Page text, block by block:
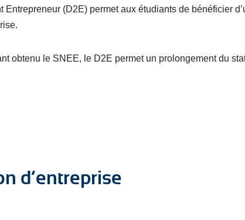
(D2E) permet aux étudiants de bénéficier
obtenu le SNEE, le D2E permet un prolongement du
d’entreprise